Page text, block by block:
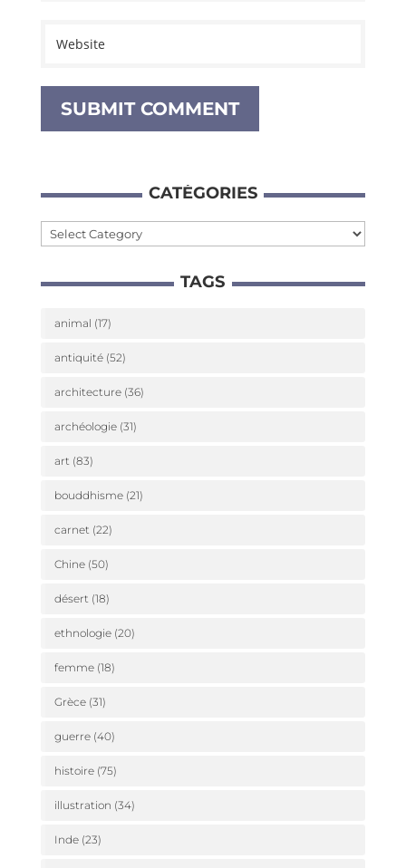
CATÉ­GO­RIES
Caté­
ries
TAGS
animal (17)
antiquité(52)
architecture(36)
archéologie(31)
art(83)
bouddhisme(21)
carnet(22)
Chine(50)
désert(18)
ethnologie(20)
femme(18)
Grèce(31)
guerre(40)
histoire(75)
illustration (34)
Inde(23)